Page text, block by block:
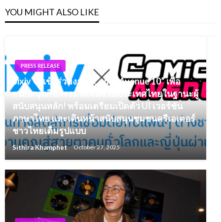
YOU MIGHT ALSO LIKE
PRESS RELEASE
pixiv จะเข้าร่วมงาน “Comic Avenue 10” เพื่อ
สนับสนุนกิจกรรมโดจินชิในประเทศไทยในฐานะผู้
สนับสนุนหลัก! พร้อมเตรียมเปิดตัว UI เวอร์ชัน
ภาษาไทย และเดินหน้าสนับสนุนชุมชนครีเอเตอร์
ชาวไทยเต็มรูปแบบ
Sithira Khamphet October 27, 2025